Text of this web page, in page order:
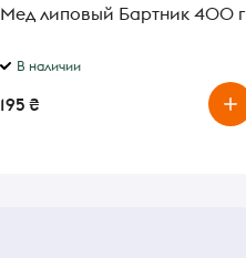
Мед липовый Бартник 400 г
В наличии
195 ₴